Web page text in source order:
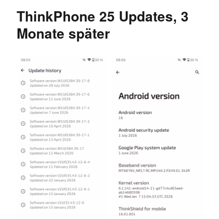
ThinkPhone 25 Updates, 3
Monate später